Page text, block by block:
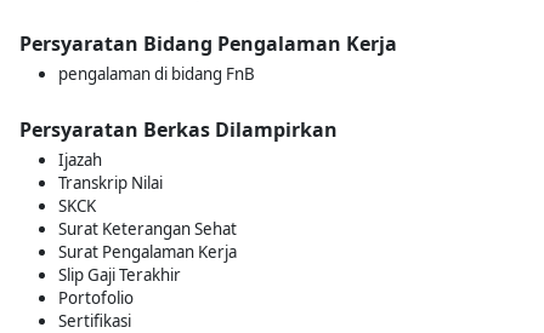
Persyaratan Bidang Pengalaman Kerja
pengalaman di bidang FnB
Persyaratan Berkas Dilampirkan
Ijazah
Transkrip Nilai
SKCK
Surat Keterangan Sehat
Surat Pengalaman Kerja
Slip Gaji Terakhir
Portofolio
Sertifikasi